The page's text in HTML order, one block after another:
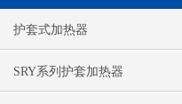
护套式加热器
SRY系列护套加热器